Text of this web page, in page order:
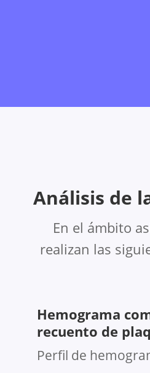
Análisis de
En el ámbito
realizan las
Hemograma
recuento de
Perfil de